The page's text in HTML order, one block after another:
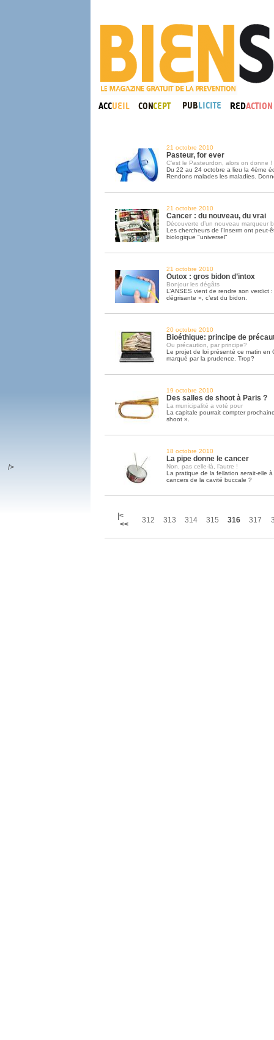
21 octobre 2010
Pasteur, for ever
C’est le Pasteurdon, alors on donne !
Du 22 au 24 octobre a lieu la 4ème
Rendons malades les maladies.
21 octobre 2010
Cancer : du nouveau, du vrai
Découverte d’un nouveau marqueur
Les chercheurs de l’Inserm ont peut-
biologique "universel"
21 octobre 2010
Outox : gros bidon d’intox
Bonjour les dégâts
L’ANSES vient de rendre son verdict
dégrisante », c’est du bidon.
20 octobre 2010
Bioéthique: principe de
Ou précaution, par principe?
Le projet de loi présenté ce matin en
marqué par la prudence. Trop?
19 octobre 2010
Des salles de shoot à Paris ?
La municipalité a voté pour
La capitale pourrait compter
shoot ».
18 octobre 2010
La pipe donne le cancer
Non, pas celle-là, l’autre !
La pratique de la fellation serait-elle à
cancers de la cavité buccale ?
|<
<<
312 313 314 315 316 317
/>